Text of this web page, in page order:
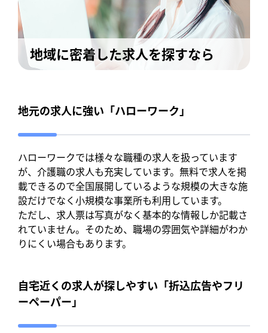
地域に密着した求人を探すなら
地元の求人に強い「ハローワーク」
ハローワークでは様々な職種の求人を扱っています
が、介護職の求人も充実しています。無料で求人を掲
載できるので全国展開しているような規模の大きな施
設だけでなく小規模な事業所も利用しています。
ただし、求人票は写真がなく基本的な情報しか記載さ
れていません。そのため、職場の雰囲気や詳細がわか
りにくい場合もあります。
自宅近くの求人が探しやすい「折込広告やフリ
ーペーパー」